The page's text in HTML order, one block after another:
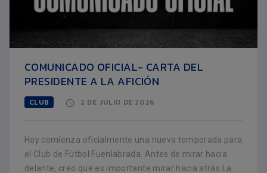
COMUNICADO OFICIAL- CARTA DEL
PRESIDENTE A LA AFICIÓN
CLUB 2 DE JULIO DE 2026
Hoy comienza oficialmente una nueva temporada para
el Club de Fútbol Fuenlabrada. Antes de mirar hacia
delante, creo que es importante mirar hacia atrás.La